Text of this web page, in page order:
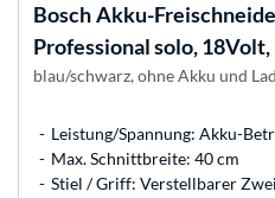
BoschAkku-
Professional solo,
blau/schwarz, ohne Akku und
Leistung/Spannung: Akku-
Max. Schnittbreite: 40 cm
Stiel / Griff: Verstellbarer